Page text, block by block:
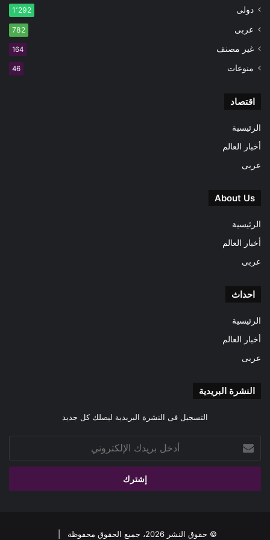
دولى 1٬292
عربى 782
غير مصنف 164
منوعات 46
اقتصاد
الرئيسية
أخبار العالم
عربى
About Us
الرئيسية
أخبار العالم
عربى
احداث
الرئيسية
أخبار العالم
عربى
النشرة البريدية
التسجيل فى النشرة البريدية ليصلك كل جديد
بريدك
الإلكتروني
© حقوق النشر 2026، جميع الحقوق محفوظة |